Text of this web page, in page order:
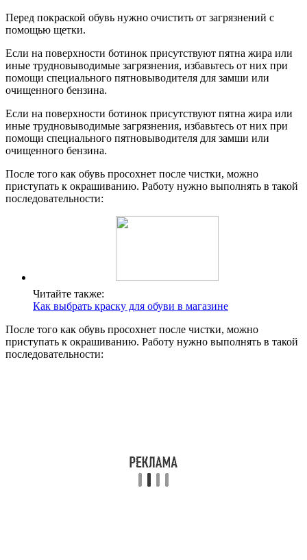
Перед покраской обувь нужно очистить от загрязнений с
помощью щетки.
Если на поверхности ботинок присутствуют пятна жира или
иные трудновыводимые загрязнения, избавьтесь от них при
помощи специального пятновыводителя для замши или
очищенного бензина.
Если на поверхности ботинок присутствуют пятна жира или
иные трудновыводимые загрязнения, избавьтесь от них при
помощи специального пятновыводителя для замши или
очищенного бензина.
После того как обувь просохнет после чистки, можно
приступать к окрашиванию. Работу нужно выполнять в такой
последовательности:
Читайте также:
Как выбрать краску для обуви в магазине
После того как обувь просохнет после чистки, можно
приступать к окрашиванию. Работу нужно выполнять в такой
последовательности: